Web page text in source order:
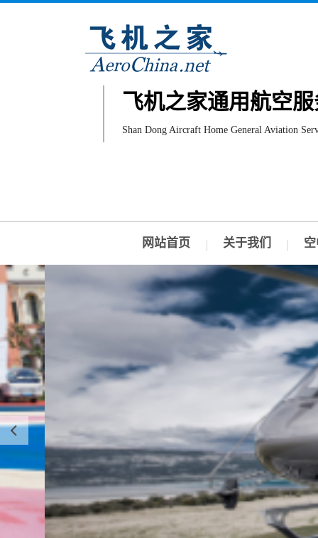
飞机之家通用航空
Shan Dong Aircraft Home General Aviation
网站首页 关于我们